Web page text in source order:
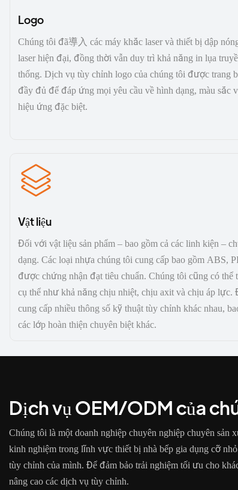
Logo
Chúng tôi đã導入 các máy khắc laser và thiết bị dập
laser hiện đại, đồng thời vẫn duy trì khả năng in lụa
thống. Dịch vụ tùy chỉnh logo của chúng tôi được trang
đầy đủ để đáp ứng mọi yêu cầu về hình dạng, màu sắc
hiệu ứng đặc biệt.
Vật liệu
Đối với vật liệu sản phẩm – bao gồm cả các linh kiện –
dạng. Các loại nhựa chúng tôi cung cấp bao gồm ABS,
được chứng nhận đạt tiêu chuẩn. Chúng tôi cũng có thể
cụ thể như khả năng chịu nhiệt, chịu axit và chịu áp
cung cấp nhiều thông số kỹ thuật tùy chỉnh khác nhau,
các lớp hoàn thiện chuyên biệt khác.
Dịch vụ OEM/ODM của
Chúng tôi là một doanh nghiệp chuyên nghiệp chuyên sản
kinh nghiệm trong lĩnh vực thiết bị nhà bếp gia dụng cỡ
tùy chỉnh của mình. Để đảm bảo trải nghiệm tối ưu cho
nâng cao các dịch vụ tùy chỉnh.